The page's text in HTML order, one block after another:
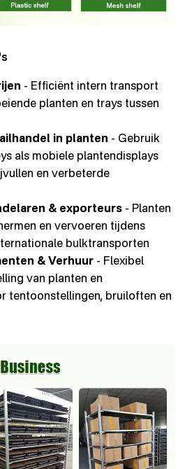
- Efficiënt intern transport
planten en trays tussen
in planten - Gebruik
als mobiele plantendisplays
en verbeterde
& exporteurs - Planten
en vervoeren tijdens
bulktransporten
& Verhuur - Flexibel
van planten en
tentoonstellingen, bruiloften en